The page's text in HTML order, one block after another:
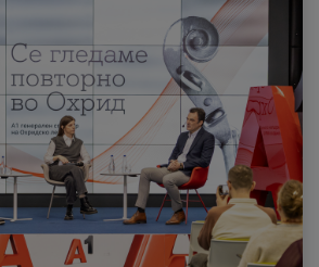
Деловни